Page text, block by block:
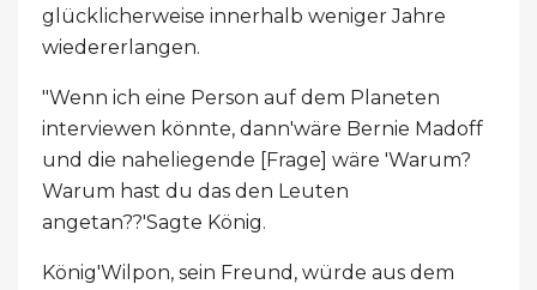
glücklicherweise innerhalb weniger Jahre
wiedererlangen.
"Wenn ich eine Person auf dem Planeten
interviewen könnte, dann'wäre Bernie Madoff
und die naheliegende [Frage] wäre 'Warum?
Warum hast du das den Leuten
angetan??'Sagte König.
König'Wilpon, sein Freund, würde aus dem